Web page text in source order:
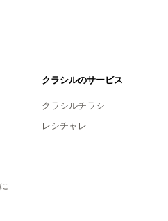
クラシルのサービス
クラシルチラシ
レシチャレ